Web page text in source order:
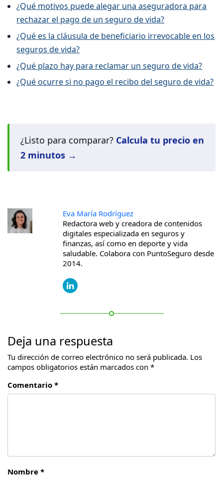
¿Qué motivos puede alegar una aseguradora para
rechazar el pago de un seguro de vida?
¿Qué es la cláusula de beneficiario irrevocable en los
seguros de vida?
¿Qué plazo hay para reclamar un seguro de vida?
¿Qué ocurre si no pago el recibo del seguro de vida?
¿Listo para comparar? Calcula tu precio en
2 minutos →
Eva María Rodríguez
Redactora web y creadora de contenidos
digitales especializada en seguros y
finanzas, así como en deporte y vida
saludable. Colabora con PuntoSeguro desde
2014.
Deja una respuesta
Tu dirección de correo electrónico no será publicada. Los
campos obligatorios están marcados con *
Comentario *
Nombre *